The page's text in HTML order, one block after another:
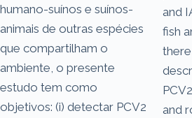
humano-suínos e suínos-
animais de outras espécies
que compartilham o
ambiente, o presente
estudo tem como
objetivos: (i) detectar PCV2
and
fish
and